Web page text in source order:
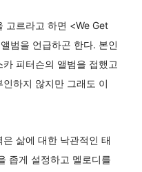
고르라고 하면 <We Get
범을 언급하곤 한다. 본인
피터슨의 앨범을 접했고
하지 않지만 그래도 이
삶에 대한 낙관적인 태
좁게 설정하고 멜로디를